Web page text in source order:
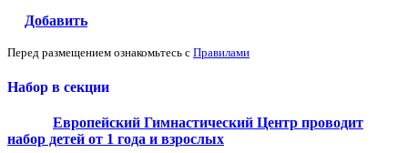
Добавить
Перед размещением ознакомьтесь с Правилами
Набор в секции
Европейский Гимнастический Центр проводит
набор детей от 1 года и взрослых